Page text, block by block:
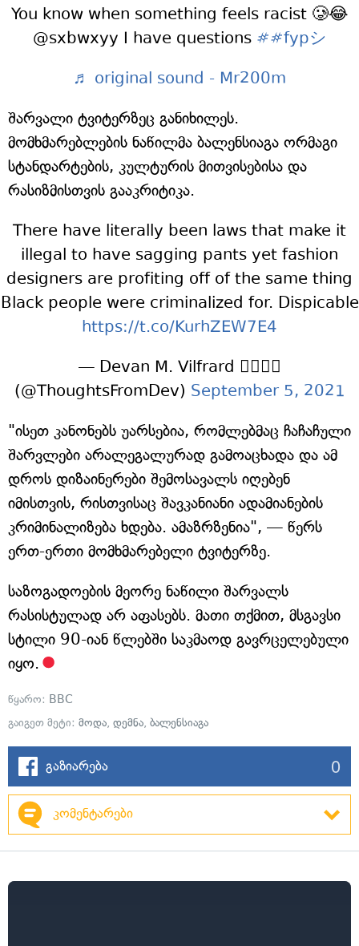
You know when something feels racist 🥲😂
@sxbwxyy I have questions ##fypシ
♬ original sound - Mr200m
შარვალი ტვიტერზეც განიხილეს.
მომხმარებლების ნაწილმა ბალენსიაგა ორმაგი
სტანდარტების, კულტურის მითვისებისა და
რასიზმისთვის გააკრიტიკა.
There have literally been laws that make it
illegal to have sagging pants yet fashion
designers are profiting off of the same thing
Black people were criminalized for. Dispicable
https://t.co/KurhZEW7E4
— Devan M. Vilfrard ✊🏾🇭🇹
(@ThoughtsFromDev) September 5, 2021
"ისეთ კანონებს უარსებია, რომლებმაც ჩაჩაჩული
შარვლები არალეგალურად გამოაცხადა და ამ
დროს დიზაინერები შემოსავალს იღებენ
იმისთვის, რისთვისაც შავკანიანი ადამიანების
კრიმინალიზება ხდება. ამაზრზენია", — წერს
ერთ-ერთი მომხმარებელი ტვიტერზე.
საზოგადოების მეორე ნაწილი შარვალს
რასისტულად არ აფასებს. მათი თქმით, მსგავსი
სტილი 90-იან წლებში საკმაოდ გავრცელებული
იყო.
წყარო: BBC
გაიგეთ მეტი: მოდა, დემნა, ბალენსიაგა
გაზიარება 0
კომენტარები